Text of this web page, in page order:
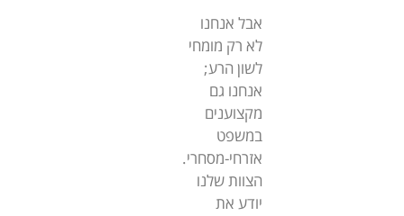
אבל אנחנו
לא רק מומחי
לשון הרע;
אנחנו גם
מקצוענים
במשפט
אזרחי-מסחרי.
הצוות שלנו
יודע את